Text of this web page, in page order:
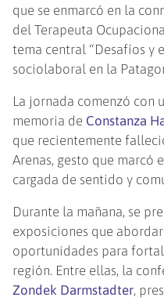
que se enmarcó en la
del Terapeuta
tema central “Desafíos y
sociolaboral en la
La jornada comenzó con
memoria de Constanza
que recientemente
Arenas, gesto que marcó
cargada de sentido y
Durante la mañana, se
exposiciones que
oportunidades para
región. Entre ellas, la
Zondek Darmstadter,